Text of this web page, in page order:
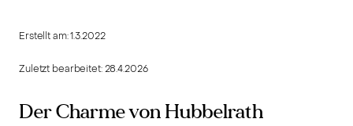
Erstellt am:1.3.2022
Zuletzt bearbeitet:28.4.2026
Der Charme von Hubbelrath